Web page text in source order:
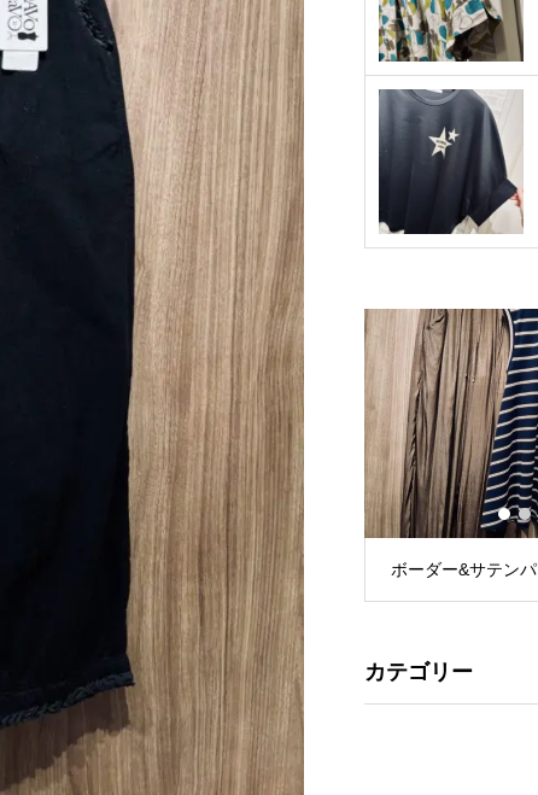
ボーダー&サテンパンツ
1 2
カテゴリー